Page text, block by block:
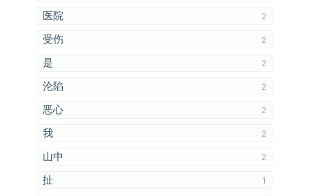
医院 2
受伤 2
是 2
沦陷 2
恶心 2
我 2
山中 2
扯 1